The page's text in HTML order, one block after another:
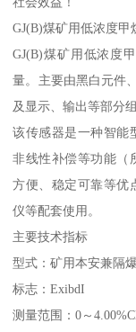
GJ(B)煤矿用低浓度甲
GJ(B)煤矿用低浓度
量。主要由黑白元件
及显示、输出等部分组
该传感器是一种智能
非线性补偿等功能（
方便、稳定可靠等优
仪等配套使用。
主要技术指标
型式：矿用本安兼隔
标志：ExibdI
测量范围：0～